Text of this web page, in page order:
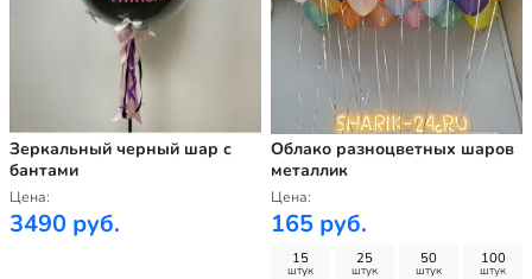
Зеркальный черный шар с
бантами
Цена:
3490 руб.
Облако разноцветных шаров
металлик
Цена:
165 руб.
15
штук
25
штук
50
штук
100
штук